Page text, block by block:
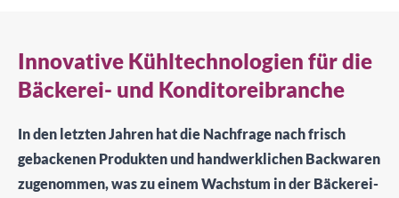
Innovative Kühltechnologien für die
Bäckerei- und Konditoreibranche
In den letzten Jahren hat die Nachfrage nach frisch
gebackenen Produkten und handwerklichen Backwaren
zugenommen, was zu einem Wachstum in der Bäckerei-